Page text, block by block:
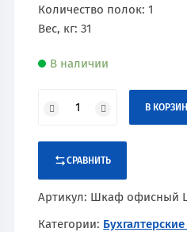
Количество полок: 1
Вес, кг: 31
В наличии
В
СРАВНИТЬ
Артикул: Шкаф офисный
Категории: